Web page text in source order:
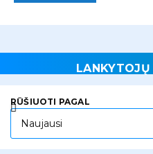
RŪŠIUOTI PAGAL